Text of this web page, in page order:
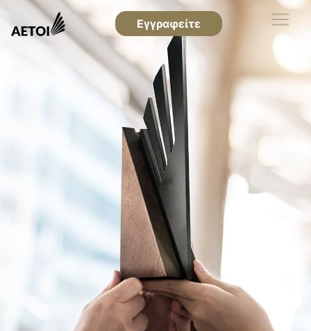
Εγγραφείτε